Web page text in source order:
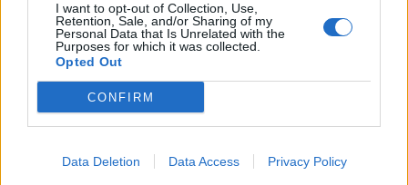
I want to opt-out of Collection, Use,
Retention, Sale, and/or Sharing of my
Personal Data that Is Unrelated with the
Purposes for which it was collected.
Opted Out
CONFIRM
Data Deletion Data Access Privacy Policy